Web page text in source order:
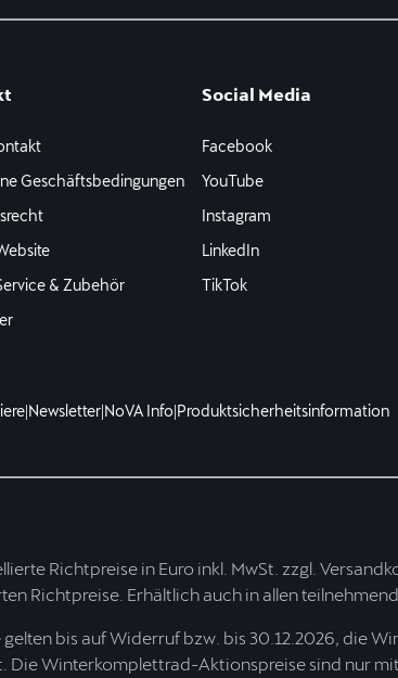
Geschäftsbedingungen
& Zubehör
Social Media
Facebook
YouTube
Instagram
LinkedIn
TikTok
|Newsletter|NoVA Info|Produktsicherheitsinformation
Richtpreise in Euro inkl. MwSt. zzgl.
Richtpreise. Erhältlich auch in allen
bis auf Widerruf bzw. bis 30.12.2026, die
Die Winterkomplettrad-Aktionspreise sind nur